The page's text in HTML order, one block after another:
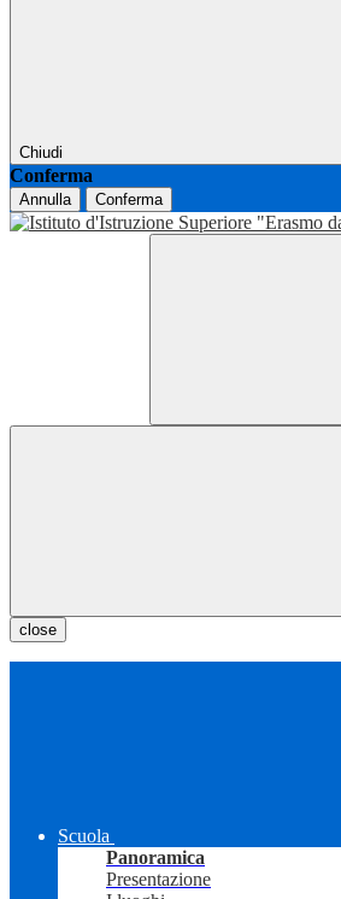
Chiudi
Conferma
Annulla Conferma
close
Scuola
Panoramica
Presentazione